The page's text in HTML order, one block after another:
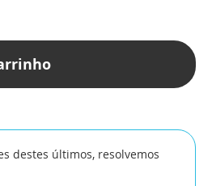
destes últimos, resolvemos